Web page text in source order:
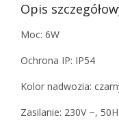
Opis
Moc: 6W
Ochrona IP: IP54
Kolor nadwozia:
Zasilanie: 230V ~,